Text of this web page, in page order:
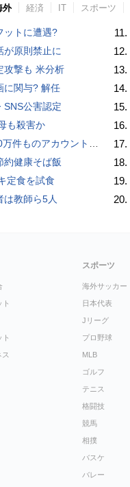
外 経済 IT スポーツ
ットに遭遇?
が原則禁止に
攻撃も 米分析
に関与? 解任
SNS公害認定
も殺害か
てダークウェブで販売、サイト側は流出を把握せず
約健康そば飯
定食を試食
は教師ら5人
11.
12.
13.
14.
15.
16.
17.
18.
19.
20.
ト
ト
スポーツ
海外サッカー
日本代表
Jリーグ
プロ野球
MLB
ゴルフ
テニス
格闘技
競馬
相撲
バスケ
バレー